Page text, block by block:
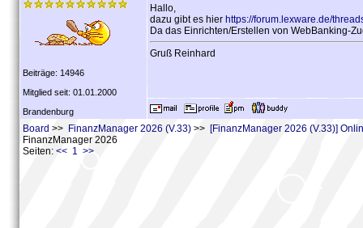
Beiträge: 14946
Mitglied seit: 01.01.2000
Brandenburg
Hallo,
dazu gibt es hier https://forum.lexware.de/
Da das Einrichten/Erstellen von WebBanking-
Gruß Reinhard
Board >> FinanzManager 2026 (V.33) >> [FinanzManager 2026 (V.33)]
FinanzManager 2026
Seiten: << 1 >>